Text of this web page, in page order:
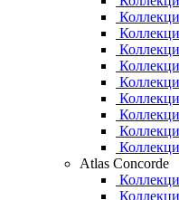
Atlas Concorde